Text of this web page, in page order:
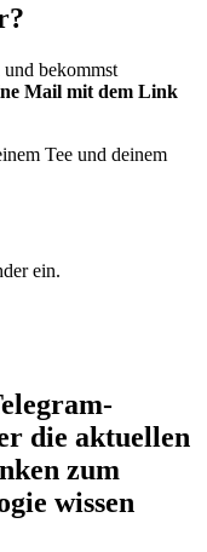
bekommst
Mail mit dem Link
Tee und deinem
ein.
die aktuellen
zum
wissen